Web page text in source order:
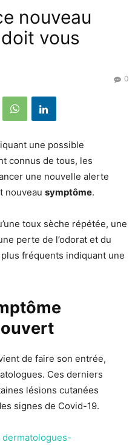
nouveau
vous
0
une possible
connus de tous, les
une nouvelle alerte
nouveau symptôme.
toux sèche répétée, une
perte de l’odorat et du
fréquents indiquant une
de faire son entrée,
Ces derniers
lésions cutanées
signes de Covid-19.
dermatologues-